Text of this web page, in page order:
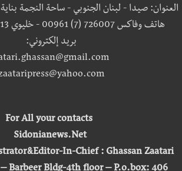
العنوان: صيدا - لبنان الجنوبي - ساحة النجمة بناية
هاتف وفاكس 726007 (7) 00961 - خليوي 226013 (3) 00961
بريد إلكتروني:
For All your contacts
Sidonianews.Net
In-Chief : Ghassan Zaatari